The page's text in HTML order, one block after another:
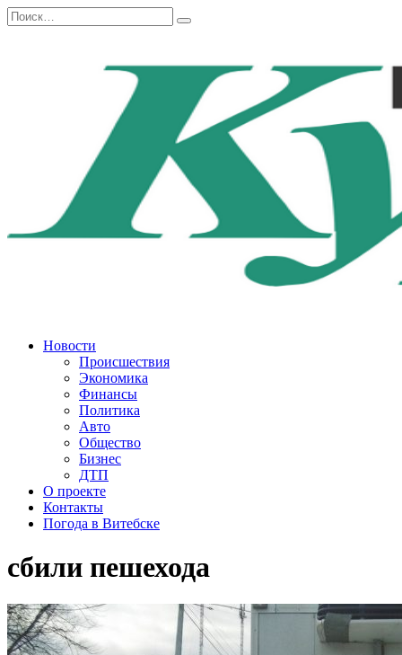
Перейти
к
Search
for:
Новости
Происшествия
Экономика
Финансы
Политика
Авто
Общество
Бизнес
ДТП
О проекте
Контакты
Погода в Витебске
сбили пешехода